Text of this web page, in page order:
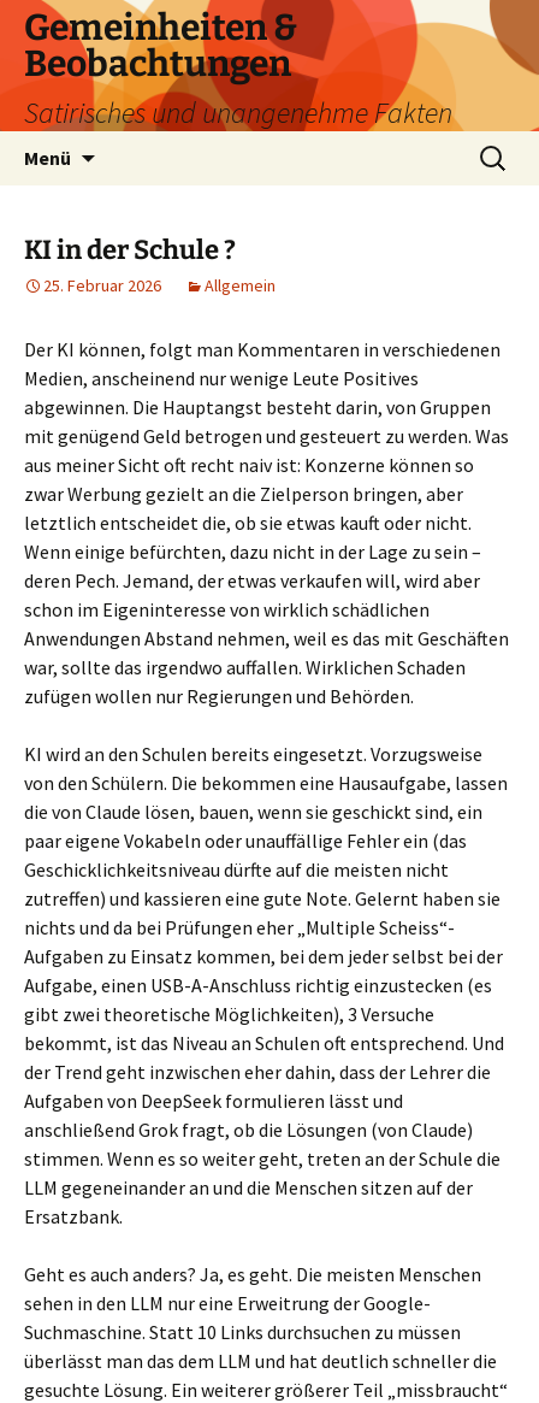
Zum
Inhalt
springen
Gemeinheiten &
Beobachtungen
Satirisches und unangenehme Fakten
Menü
Suchen
nach:
KI in der Schule ?
25. Februar 2026 Allgemein
Der KI können, folgt man Kommentaren in verschiedenen
Medien, anscheinend nur wenige Leute Positives
abgewinnen. Die Hauptangst besteht darin, von Gruppen
mit genügend Geld betrogen und gesteuert zu werden. Was
aus meiner Sicht oft recht naiv ist: Konzerne können so
zwar Werbung gezielt an die Zielperson bringen, aber
letztlich entscheidet die, ob sie etwas kauft oder nicht.
Wenn einige befürchten, dazu nicht in der Lage zu sein –
deren Pech. Jemand, der etwas verkaufen will, wird aber
schon im Eigeninteresse von wirklich schädlichen
Anwendungen Abstand nehmen, weil es das mit Geschäften
war, sollte das irgendwo auffallen. Wirklichen Schaden
zufügen wollen nur Regierungen und Behörden.
KI wird an den Schulen bereits eingesetzt. Vorzugsweise
von den Schülern. Die bekommen eine Hausaufgabe, lassen
die von Claude lösen, bauen, wenn sie geschickt sind, ein
paar eigene Vokabeln oder unauffällige Fehler ein (das
Geschicklichkeitsniveau dürfte auf die meisten nicht
zutreffen) und kassieren eine gute Note. Gelernt haben sie
nichts und da bei Prüfungen eher „Multiple Scheiss“-
Aufgaben zu Einsatz kommen, bei dem jeder selbst bei der
Aufgabe, einen USB-A-Anschluss richtig einzustecken (es
gibt zwei theoretische Möglichkeiten), 3 Versuche
bekommt, ist das Niveau an Schulen oft entsprechend. Und
der Trend geht inzwischen eher dahin, dass der Lehrer die
Aufgaben von DeepSeek formulieren lässt und
anschließend Grok fragt, ob die Lösungen (von Claude)
stimmen. Wenn es so weiter geht, treten an der Schule die
LLM gegeneinander an und die Menschen sitzen auf der
Ersatzbank.
Geht es auch anders? Ja, es geht. Die meisten Menschen
sehen in den LLM nur eine Erweitrung der Google-
Suchmaschine. Statt 10 Links durchsuchen zu müssen
überlässt man das dem LLM und hat deutlich schneller die
gesuchte Lösung. Ein weiterer größerer Teil „missbraucht“